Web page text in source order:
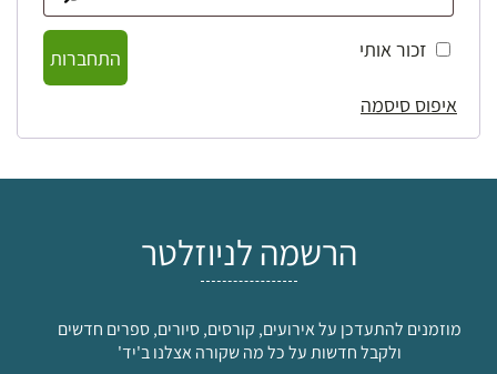
זכור אותי
התחברות
איפוס סיסמה
הרשמה לניוזלטר
מוזמנים להתעדכן על אירועים, קורסים, סיורים, ספרים חדשים
ולקבל חדשות על כל מה שקורה אצלנו ב'יד'